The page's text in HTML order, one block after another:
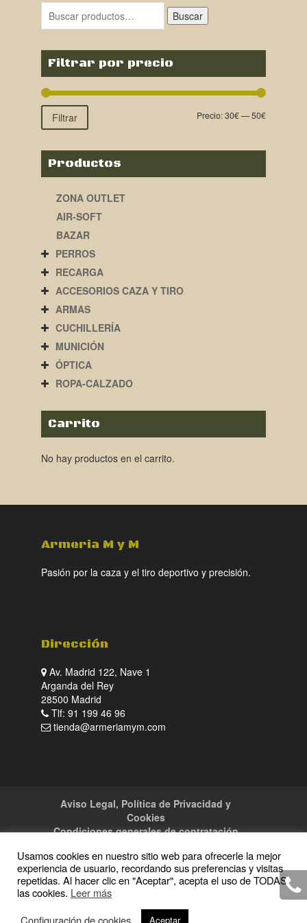
era:
49,95€.
es:
44,00€.
Buscar
Filtrar por precio
Filtrar Precio:30€—50€
Productos
ZONA OUTLET
AIR-SOFT
BAZAR
PERROS
RECARGA
ACCESORIOS CAZA Y TIRO
ARMAS
CUCHILLERÍA
MUNICIÓN
ÓPTICA
ROPA-CALZADO
Carrito
No hay productos en el carrito.
Armeria M y M
Pasión por la caza y el tiro deportivo y precisión.
Dirección
Av. Madrid 122, Nave 1
Arganda del Rey
28500 Madrid
Tlf: 91 199 46 96
tienda@armeriamym.com
Aviso Legal, Política de Privacidad y
Cookies
Condiciones generales de contratación
Copyright · 2016 Armeria M y M · Todos los
Usamos cookies en nuestro sitio web para ofrecerle la mejor
experiencia de usuario, recordando sus preferencias y visitas
repetidas. Al hacer clic en "Aceptar", acepta el uso de TODAS
las cookies. Leer más
Configuración de cookies
Aceptar